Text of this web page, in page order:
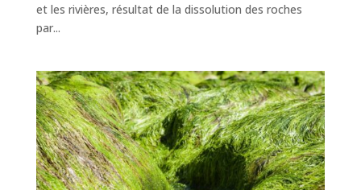
et les rivières, résultat de la dissolution des roches
par...